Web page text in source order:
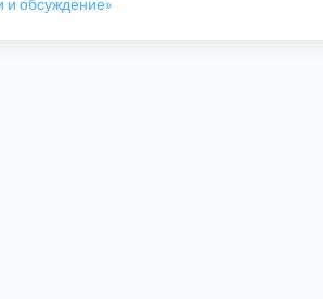
и обсуждение»